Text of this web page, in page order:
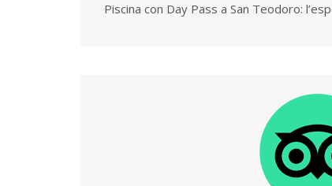
Piscina con Day Pass a San Teodoro: